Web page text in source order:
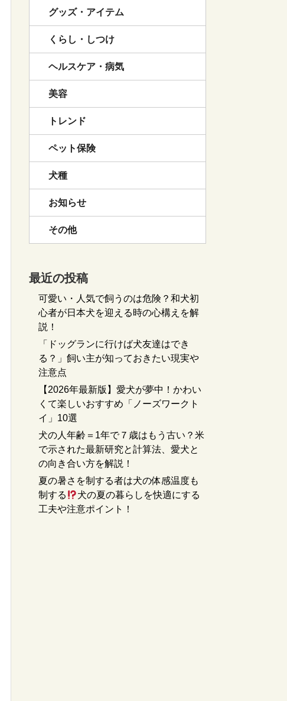
グッズ・アイテム
くらし・しつけ
ヘルスケア・病気
美容
トレンド
ペット保険
犬種
お知らせ
その他
最近の投稿
可愛い・人気で飼うのは危険？和犬初
心者が日本犬を迎える時の心構えを解
説！
「ドッグランに行けば犬友達はでき
る？」飼い主が知っておきたい現実や
注意点
【2026年最新版】愛犬が夢中！かわい
くて楽しいおすすめ「ノーズワークト
イ」10選
犬の人年齢＝1年で７歳はもう古い？米
で示された最新研究と計算法、愛犬と
の向き合い方を解説！
夏の暑さを制する者は犬の体感温度も
制する
犬の夏の暮らしを快適にする
工夫や注意ポイント！